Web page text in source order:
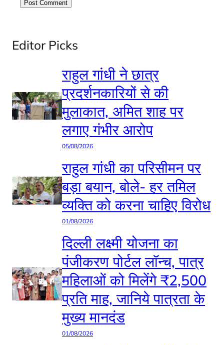
Editor Picks
राहुल गांधी ने छात्र
प्रदर्शनकारियों से की
मुलाकात, अमित शाह पर
लगाए गंभीर आरोप
05/08/2026
राहुल गांधी का परिसीमन पर
बड़ा बयान, बोले- हर तमिल
व्यक्ति को करना चाहिए विरोध
01/08/2026
दिल्ली लक्ष्मी योजना का
पंजीकरण पोर्टल लॉन्च, पात्र
महिलाओं को मिलेंगे ₹2,500
प्रति माह, जानिये पात्रता के
मुख्य मानदंड
01/08/2026